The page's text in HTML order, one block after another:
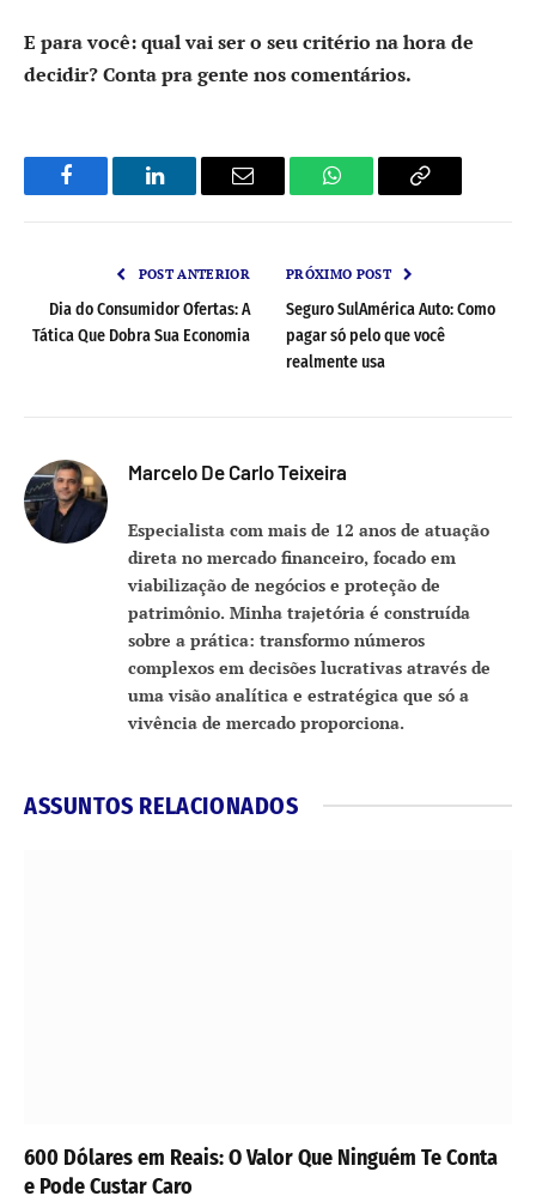
E para você: qual vai ser o seu critério na hora de
decidir? Conta pra gente nos comentários.
Facebook LinkedIn Email WhatsAppCopy
POST ANTERIOR
Dia do Consumidor Ofertas: A
Tática Que Dobra Sua Economia
PRÓXIMO POST
Seguro SulAmérica Auto: Como
pagar só pelo que você
realmente usa
Marcelo De Carlo Teixeira
Especialista com mais de 12 anos de atuação
direta no mercado financeiro, focado em
viabilização de negócios e proteção de
patrimônio. Minha trajetória é construída
sobre a prática: transformo números
complexos em decisões lucrativas através de
uma visão analítica e estratégica que só a
vivência de mercado proporciona.
ASSUNTOS RELACIONADOS
600 Dólares em Reais: O Valor Que Ninguém Te Conta
e Pode Custar Caro